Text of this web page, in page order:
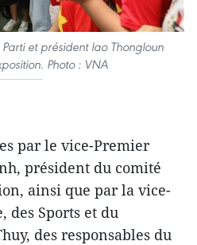
et président lao Thongloun
Photo : VNA
par le vice-Premier
président du comité
ainsi que par la vice-
des Sports et du
des responsables du